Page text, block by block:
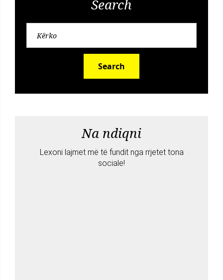
Search
Search
Na ndiqni
Lexoni lajmet më të fundit nga rrjetet tona
sociale!